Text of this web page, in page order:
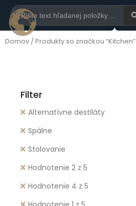
Domov / Produkty so značkou “Kitchen”
Filter
Alternatívne destiláty
Spálne
Stolovanie
Hodnotenie 2 z 5
Hodnotenie 4 z 5